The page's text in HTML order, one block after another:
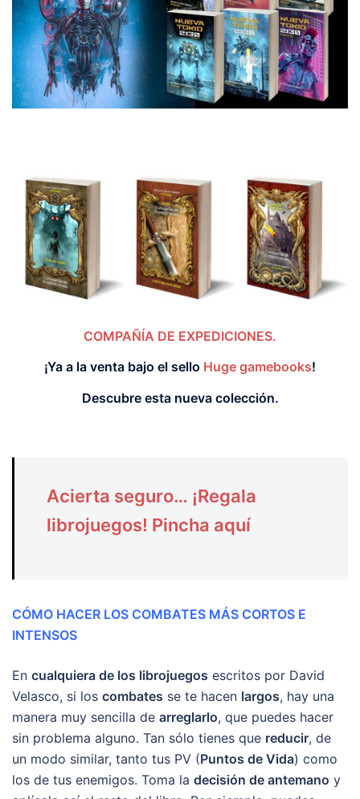
COMPAÑÍA DE EXPEDICIONES.
¡Ya a la venta bajo el sello Huge gamebooks!
Descubre esta nueva colección.
Acierta seguro… ¡Regala
librojuegos! Pincha aquí
CÓMO HACER LOS COMBATES MÁS CORTOS E
INTENSOS
En cualquiera de los librojuegos escritos por David
Velasco, si los combates se te hacen largos, hay una
manera muy sencilla de arreglarlo, que puedes hacer
sin problema alguno. Tan sólo tienes que reducir, de
un modo similar, tanto tus PV (Puntos de Vida) como
los de tus enemigos. Toma la decisión de antemano y